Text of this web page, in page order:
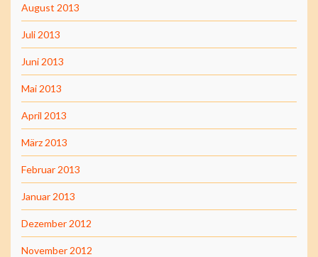
August 2013
Juli 2013
Juni 2013
Mai 2013
April 2013
März 2013
Februar 2013
Januar 2013
Dezember 2012
November 2012